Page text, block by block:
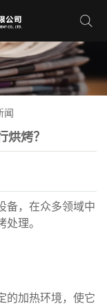
闻
烘烤？
备，在众多领域中
理。
的加热环境，使它